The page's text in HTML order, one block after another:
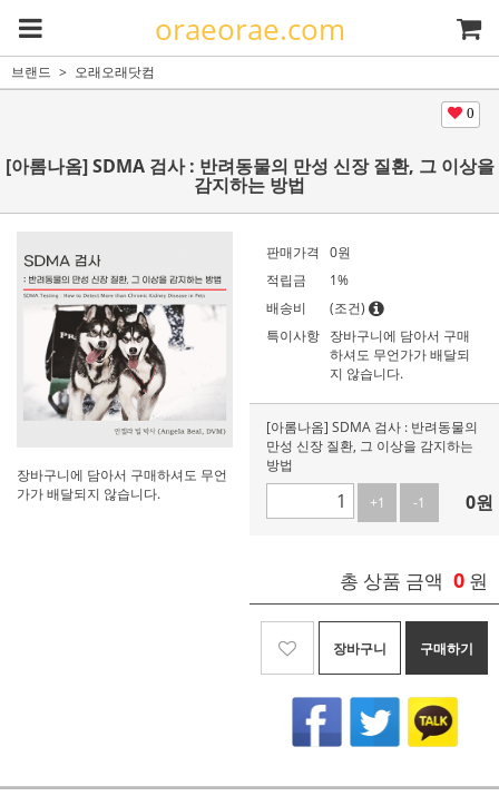
oraeorae.com
브랜드 오래오래닷컴
0
[아롬나옴] SDMA 검사 : 반려동물의 만성 신장 질환, 그 이상을
감지하는 방법
장바구니에 담아서 구매하셔도 무언
가가 배달되지 않습니다.
판매가격 0원
적립금
1%
배송비
(조건)
특이사항 장바구니에 담아서 구매
하셔도 무언가가 배달되
지 않습니다.
[아롬나옴] SDMA 검사 : 반려동물의
만성 신장 질환, 그 이상을 감지하는
방법
+1
-1 0원
총 상품 금액 0 원
장바구니 구매하기